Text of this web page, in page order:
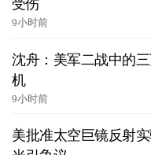
受伤
9小时前
沈舟：美军二战中的
机
9小时前
美批准太空巨镜反射